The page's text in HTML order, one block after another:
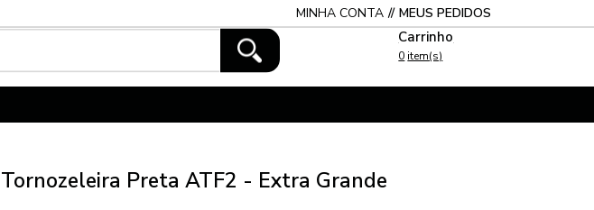
MINHA CONTA MEUS PEDIDOS
0
Tornozeleira Preta ATF2 - Extra Grande